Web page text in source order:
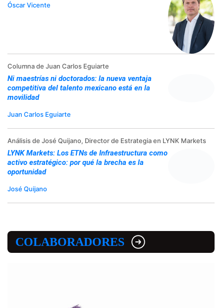
Óscar Vicente
Columna de Juan Carlos Eguiarte
Ni maestrías ni doctorados: la nueva ventaja
competitiva del talento mexicano está en la
movilidad
Juan Carlos Eguiarte
Análisis de José Quijano, Director de Estrategia en LYNK Markets
LYNK Markets: Los ETNs de Infraestructura como
activo estratégico: por qué la brecha es la
oportunidad
José Quijano
COLABORADORES